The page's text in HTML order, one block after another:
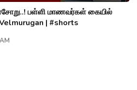
பள்ளி மாணவர்கள் கையில்
| #shorts